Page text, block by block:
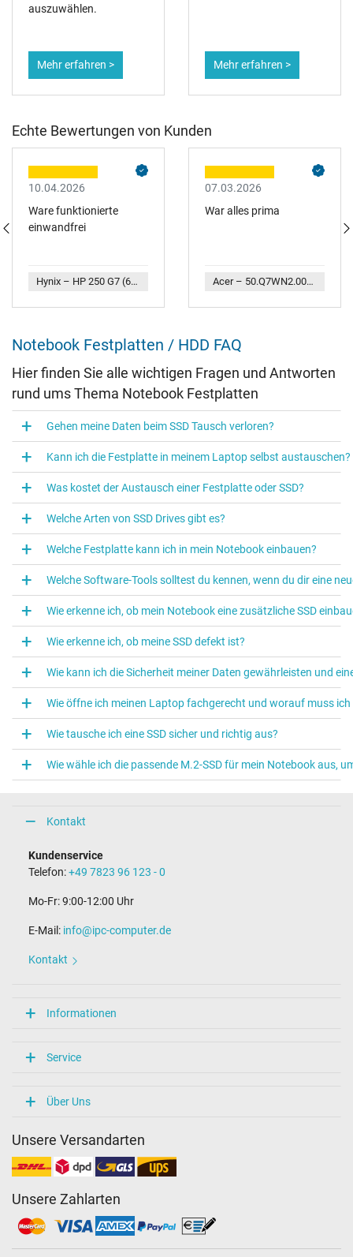
auszuwählen.
Mehr erfahren > Mehr erfahren >
Echte Bewertungen von Kunden
10.04.2026
Ware funktionierte
einwandfrei
Hynix – HP 250 G7 (6EC86ES) PCIe NVMe SSD Festplatte Hynix BC501 512GB (M.2 22 x 80 mm)
07.03.2026
War alles prima
Acer – 50.Q7WN2.001 Original Acer Festplatten-Adapter für den 1. Festplatten Schacht
Notebook Festplatten / HDD FAQ
Hier finden Sie alle wichtigen Fragen und Antworten
rund ums Thema Notebook Festplatten
Gehen meine Daten beim SSD Tausch verloren?
Kann ich die Festplatte in meinem Laptop selbst austauschen?
Was kostet der Austausch einer Festplatte oder SSD?
Welche Arten von SSD Drives gibt es?
Welche Festplatte kann ich in mein Notebook einbauen?
Welche Software-Tools solltest du kennen, wenn du dir eine
Wie erkenne ich, ob mein Notebook eine zusätzliche SSD
Wie erkenne ich, ob meine SSD defekt ist?
Wie kann ich die Sicherheit meiner Daten gewährleisten und
Wie öffne ich meinen Laptop fachgerecht und worauf muss ich
Wie tausche ich eine SSD sicher und richtig aus?
Wie wähle ich die passende M.2‑SSD für mein Notebook
Kontakt
Kundenservice
Telefon:+49 7823 96 123 - 0
Mo-Fr: 9:00-12:00 Uhr
E-Mail: info@ipc-computer.de
Kontakt
Informationen
Service
Über Uns
Unsere Versandarten
Unsere Zahlarten